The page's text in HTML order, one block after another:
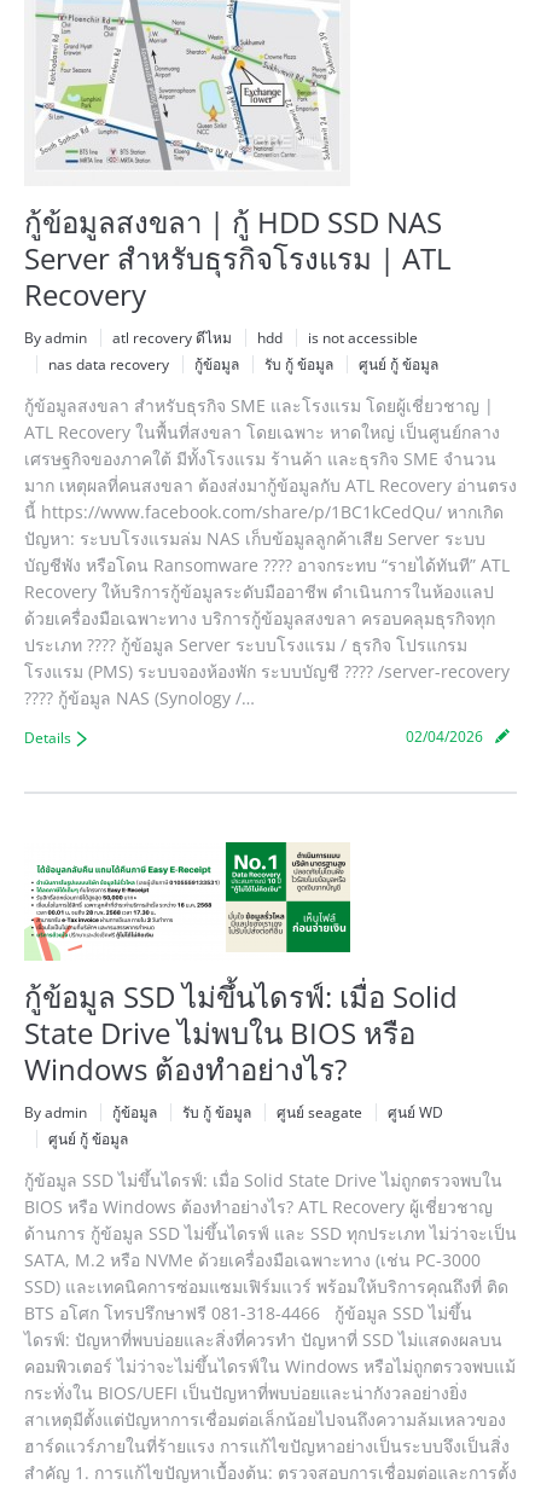
กู้ข้อมูลสงขลา | กู้ HDD SSD NAS
Server สำหรับธุรกิจโรงแรม | ATL
Recovery
By admin atl recovery ดีไหม hdd
is not accessible
nas data recovery
กู้ข้อมูล รับ กู้ ข้อมูล ศูนย์ กู้ ข้อมูล
กู้ข้อมูลสงขลา สำหรับธุรกิจ SME และโรงแรม โดยผู้เชี่ยวชาญ |
ATL Recovery ในพื้นที่สงขลา โดยเฉพาะ หาดใหญ่ เป็นศูนย์กลาง
เศรษฐกิจของภาคใต้ มีทั้งโรงแรม ร้านค้า และธุรกิจ SME จำนวน
มาก เหตุผลที่คนสงขลา ต้องส่งมากู้ข้อมูลกับ ATL Recovery อ่านตรง
นี้ https://www.facebook.com/share/p/1BC1kCedQu/ หากเกิด
ปัญหา: ระบบโรงแรมล่ม NAS เก็บข้อมูลลูกค้าเสีย Server ระบบ
บัญชีพัง หรือโดน Ransomware ???? อาจกระทบ “รายได้ทันที” ATL
Recovery ให้บริการกู้ข้อมูลระดับมืออาชีพ ดำเนินการในห้องแลป
ด้วยเครื่องมือเฉพาะทาง บริการกู้ข้อมูลสงขลา ครอบคลุมธุรกิจทุก
ประเภท ???? กู้ข้อมูล Server ระบบโรงแรม / ธุรกิจ โปรแกรม
โรงแรม (PMS) ระบบจองห้องพัก ระบบบัญชี ???? /server-recovery
???? กู้ข้อมูล NAS (Synology /…
02/04/2026
Details
กู้ข้อมูล SSD ไม่ขึ้นไดรฟ์: เมื่อ Solid
State Drive ไม่พบใน BIOS หรือ
Windows ต้องทำอย่างไร?
By admin กู้ข้อมูล รับ กู้ ข้อมูล ศูนย์ seagate
ศูนย์ WD
ศูนย์ กู้ ข้อมูล
กู้ข้อมูล SSD ไม่ขึ้นไดรฟ์: เมื่อ Solid State Drive ไม่ถูกตรวจพบใน
BIOS หรือ Windows ต้องทำอย่างไร? ATL Recovery ผู้เชี่ยวชาญ
ด้านการ กู้ข้อมูล SSD ไม่ขึ้นไดรฟ์ และ SSD ทุกประเภท ไม่ว่าจะเป็น
SATA, M.2 หรือ NVMe ด้วยเครื่องมือเฉพาะทาง (เช่น PC-3000
SSD) และเทคนิคการซ่อมแซมเฟิร์มแวร์ พร้อมให้บริการคุณถึงที่ ติด
BTS อโศก โทรปรึกษาฟรี 081-318-4466 กู้ข้อมูล SSD ไม่ขึ้น
ไดรฟ์: ปัญหาที่พบบ่อยและสิ่งที่ควรทำ ปัญหาที่ SSD ไม่แสดงผลบน
คอมพิวเตอร์ ไม่ว่าจะไม่ขึ้นไดรฟ์ใน Windows หรือไม่ถูกตรวจพบแม้
กระทั่งใน BIOS/UEFI เป็นปัญหาที่พบบ่อยและน่ากังวลอย่างยิ่ง
สาเหตุมีตั้งแต่ปัญหาการเชื่อมต่อเล็กน้อยไปจนถึงความล้มเหลวของ
ฮาร์ดแวร์ภายในที่ร้ายแรง การแก้ไขปัญหาอย่างเป็นระบบจึงเป็นสิ่ง
สำคัญ 1. การแก้ไขปัญหาเบื้องต้น: ตรวจสอบการเชื่อมต่อและการตั้ง